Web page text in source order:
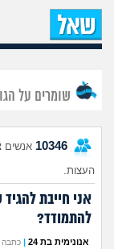
שומרים על
10346 אנשים
העצות.
אני חייבת
להתמודד?
אנונימית בת 24 | כתבה את